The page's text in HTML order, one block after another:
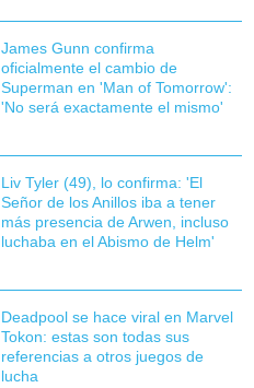
James Gunn confirma
oficialmente el cambio de
Superman en 'Man of Tomorrow':
'No será exactamente el mismo'
Liv Tyler (49), lo confirma: 'El
Señor de los Anillos iba a tener
más presencia de Arwen, incluso
luchaba en el Abismo de Helm'
Deadpool se hace viral en Marvel
Tokon: estas son todas sus
referencias a otros juegos de
lucha